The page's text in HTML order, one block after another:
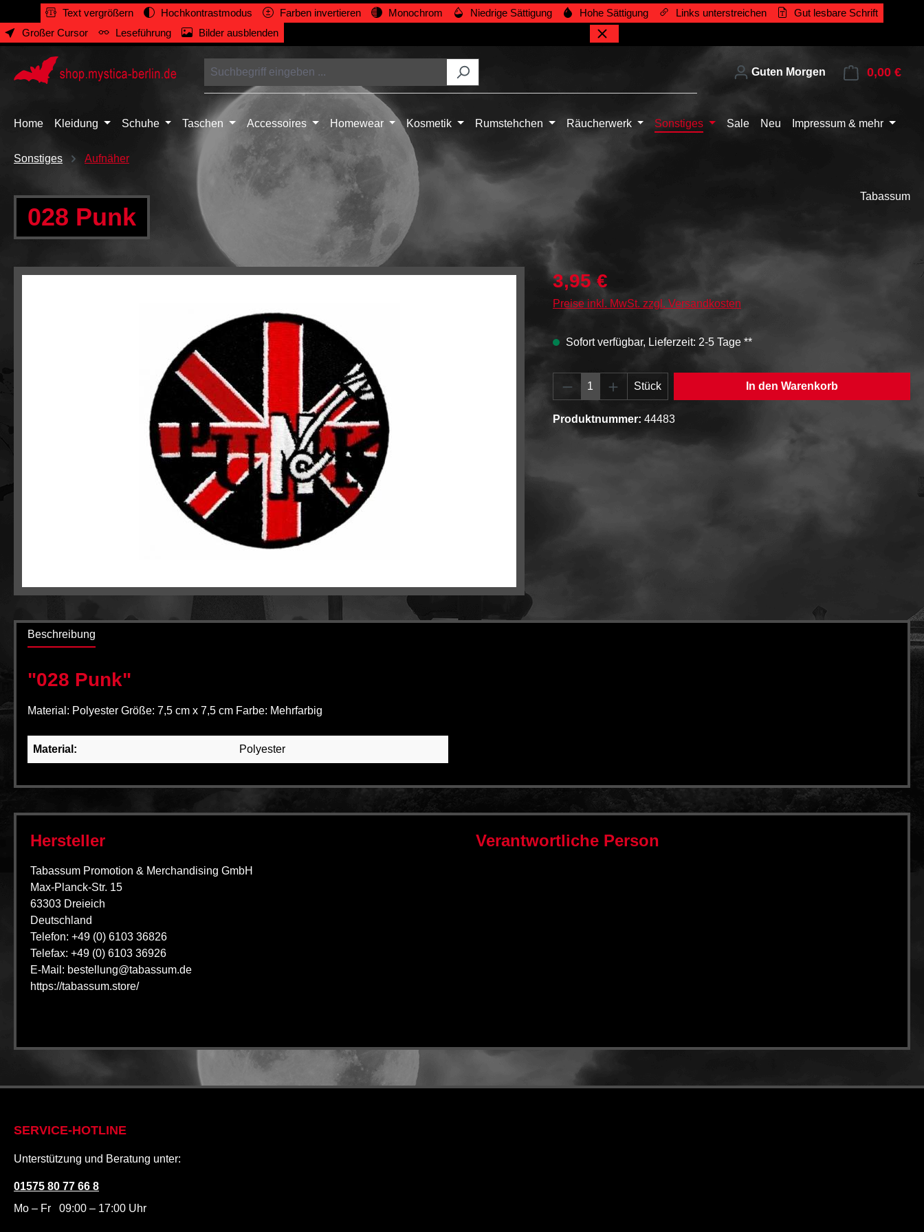
Zur Hauptnavigation springen
Text vergrößern Hochkontrastmodus Farben invertieren Monochrom Niedrige Sättigung Hohe Sättigung Links unterstreichen
Gut lesbare Schrift
Großer Cursor
Leseführung Bilder ausblenden
Guten Morgen 0,00 €
Home Kleidung Schuhe Taschen Accessoires Homewear Kosmetik Rumstehchen Räucherwerk Sonstiges Sale Neu Impressum & mehr
Sonstiges Aufnäher
028 Punk
Tabassum
Bildergalerie überspringen 3,95 €
Preise inkl. MwSt. zzgl. Versandkosten
Sofort verfügbar, Lieferzeit: 2-5 Tage **
Produkt Anzahl: Gib den gewünschten Wert ein
Stück In den Warenkorb
Produktnummer: 44483
Beschreibung
"028 Punk"
Material: Polyester Größe: 7,5 cm x 7,5 cm Farbe: Mehrfarbig
Material: Polyester
Hersteller
Tabassum Promotion & Merchandising GmbH
Max-Planck-Str. 15
63303 Dreieich
Deutschland
Telefon: +49 (0) 6103 36826
Telefax: +49 (0) 6103 36926
E-Mail: bestellung@tabassum.de
https://tabassum.store/
Verantwortliche Person
SERVICE-HOTLINE
Unterstützung und Beratung unter:
01575 80 77 66 8
Mo – Fr 09:00 – 17:00 Uhr